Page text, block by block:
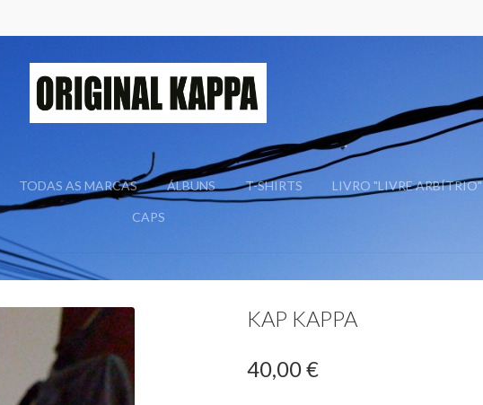
TODAS AS MARCAS ÁLBUNS T-SHIRTS LIVRO "LIVRE ARBÍTRIO"
CAPS
KAP KAPPA
40,00 €